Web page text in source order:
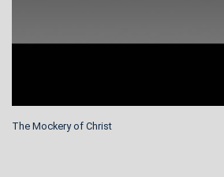
The Mockery of Christ